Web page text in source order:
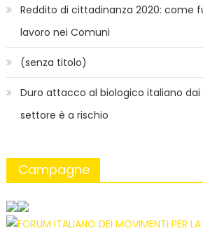
Reddito di cittadinanza 2020: come
lavoro nei Comuni
(senza titolo)
Duro attacco al biologico italiano dai
settore è a rischio
Campagne